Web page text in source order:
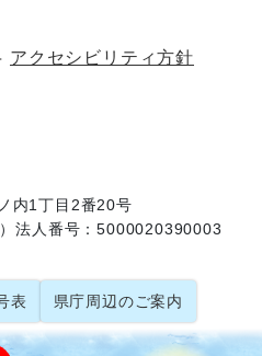
アクセシビリティ方針
内1丁目2番20号
法人番号：5000020390003
表 県庁周辺のご案内